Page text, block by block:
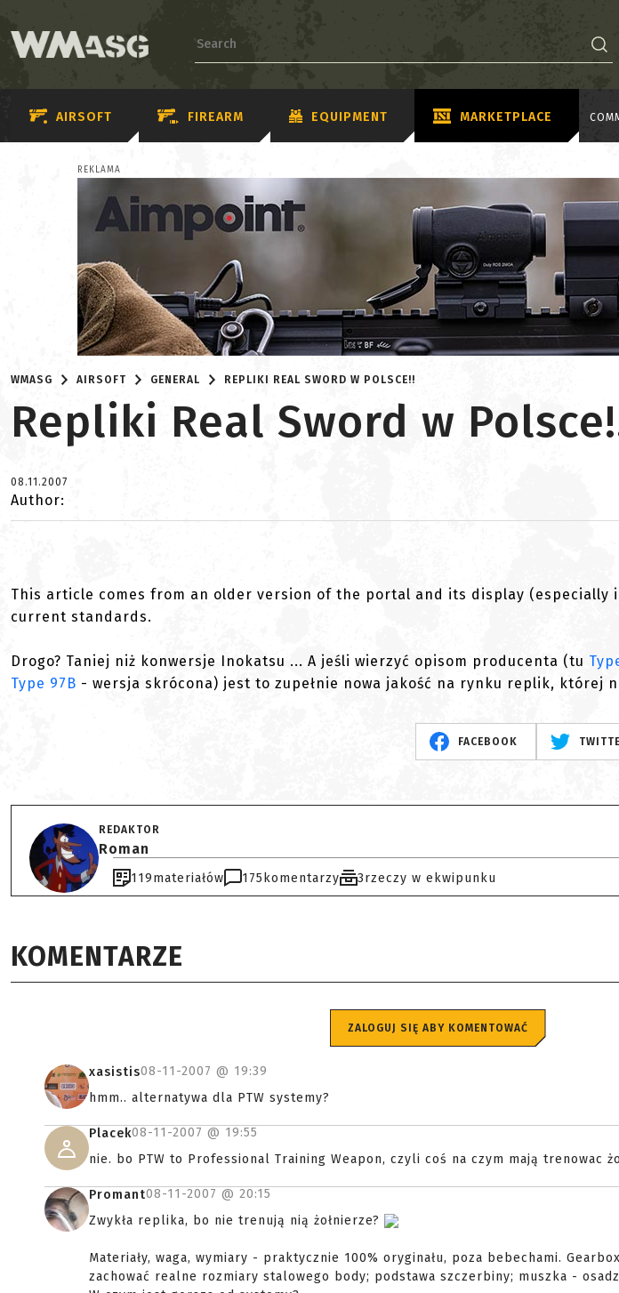
AIRSOFT FIREARM EQUIPMENT MARKETPLACE
REKLAMA
WMASG AIRSOFT GENERAL REPLIKI REAL SWORD W POLSCE!!
Repliki Real Sword w
08.11.2007
Author:
This article comes from an older version of the portal and its display (especially
current standards.
Drogo? Taniej niż konwersje Inokatsu ... A jeśli wierzyć opisom producenta (tu
Type 97B - wersja skrócona) jest to zupełnie nowa jakość na rynku replik, której
FACEBOOK
REDAKTOR
Roman
119materiałów 175 komentarzy 3rzeczy w ekwipunku
KOMENTARZE
ZALOGUJ SIĘ ABY KOMENTOWAĆ
xasistis08-11-2007 @ 19:39
hmm.. alternatywa dla PTW systemy?
Placek08-11-2007 @ 19:55
nie. bo PTW to Professional Training Weapon, czyli coś na czym mają trenowac
Promant08-11-2007 @ 20:15
Zwykła replika, bo nie trenują nią żołnierze?
Materiały, waga, wymiary - praktycznie 100% oryginału, poza bebechami.
zachować realne rozmiary stalowego body; podstawa szczerbiny; muszka -